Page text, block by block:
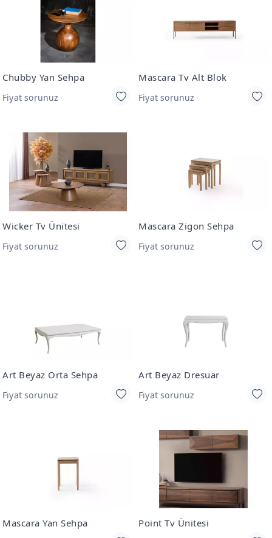
Chubby Yan Sehpa
Fiyat sorunuz
Mascara Tv Alt Blok
Fiyat sorunuz
Wicker Tv Ünitesi
Fiyat sorunuz
Mascara Zigon Sehpa
Fiyat sorunuz
Art Beyaz Orta Sehpa
Fiyat sorunuz
Art Beyaz Dresuar
Fiyat sorunuz
Mascara Yan Sehpa Point Tv Ünitesi